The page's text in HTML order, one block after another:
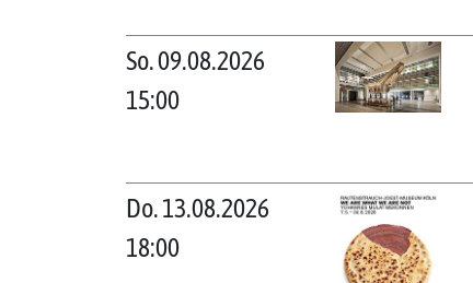
So. 09.08.2026
15:00
Do. 13.08.2026
18:00